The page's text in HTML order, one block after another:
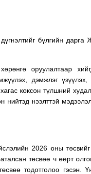
бүлгийн дарга
оруулалтаар
дэмжлэг
коксон түлшний
нээлттэй
2026 оны
төсвөө ч өөрт
тодотголоо гэсэн.